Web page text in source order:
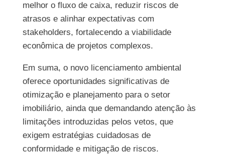
melhor o fluxo de caixa, reduzir riscos de
atrasos e alinhar expectativas com
stakeholders, fortalecendo a viabilidade
econômica de projetos complexos.
Em suma, o novo licenciamento ambiental
oferece oportunidades significativas de
otimização e planejamento para o setor
imobiliário, ainda que demandando atenção às
limitações introduzidas pelos vetos, que
exigem estratégias cuidadosas de
conformidade e mitigação de riscos.